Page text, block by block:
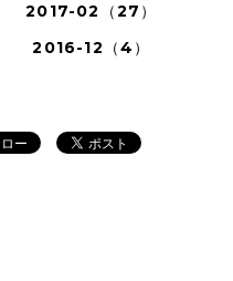
2017-02（27）
2016-12（4）